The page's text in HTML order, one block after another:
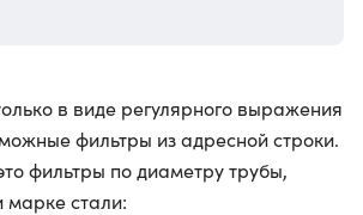
в виде регулярного выражения
фильтры из адресной строки.
фильтры по диаметру трубы,
марке стали: